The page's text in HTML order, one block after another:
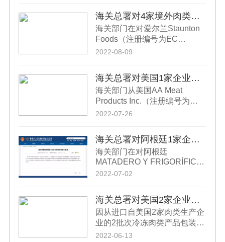
海关总署对4家境外肉类生产企业采取暂停进口措施
海关部门在对爱尔兰Staunton
Foods（注册编号为EC
380）、巴西FRIGORIFICO
DE R.L. DEC.V.（注册编号为
TIF66）、泰国PANUS
POULTRY GROUP CO., LTD.
其存在不符合双边议定书及我
国食品安全有关要求的情况，
依据中国有关法律法规规定，
暂停接受上述4家企业自2022年
报。上
2022-08-09
海关总署对美国1家企业采取暂停进口措施
海关部门从美国AA Meat
Products Inc.（注册编号为
44904）企业输华牛肉中检出莱
共和国进出口食品安全管理办
法》规定，暂停该企业自2022
年6月15日后启运的肉类产品进
口申报。上述信息已通报美国
2022-07-26
海关总署对阿根廷1家企业采取暂停进口措施
海关部门在对阿根廷
MATADERO Y FRIGORÍFICO
FEDERAL S.A.（注册编号为
符合《中华人民共和国海关总
署和阿根廷共和国农业产业部
关于中国从阿根廷输入牛肉的
检验检疫要求和兽医卫生要求
2022-07-02
海关总署对美国2家企业采取紧急预防性措施
因从进口自美国2家肉类生产企
业的2批次冷冻肉类产品包装样
本中分别检出新冠病毒核酸阳
2022-06-13